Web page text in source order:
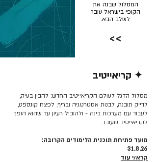
המסלול שבנה את
הקופי בישראל עובר
לשלב הבא.
>>
✦ קריאייטיב
מסלול הדגל לעולם הקריאייטיב החדש: להבין בעיה,
לדייק תובנה, לבנות אסטרטגיה ובריף, לפצח קונספט,
לעבוד עם מערכות בינה - ולהוביל רעיון עד שהוא הופך
לקריאייטיב שעובד.
מועד פתיחת תוכנית הלימודים הקרובה:
31.8.26
קרא/י עוד